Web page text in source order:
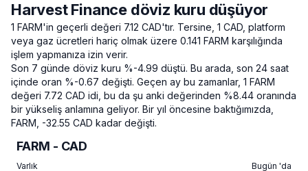
Harvest Finance döviz kuru düşüyor
1 FARM'in geçerli değeri 7.12 CAD'tır. Tersine, 1 CAD, platform
veya gaz ücretleri hariç olmak üzere 0.141 FARM karşılığında
işlem yapmanıza izin verir.
Son 7 günde döviz kuru %-4.99 düştü. Bu arada, son 24 saat
içinde oran %-0.67 değişti. Geçen ay bu zamanlar, 1 FARM
değeri 7.72 CAD idi, bu da şu anki değerinden %8.44 oranında
bir yükseliş anlamına geliyor. Bir yıl öncesine baktığımızda,
FARM, -32.55 CAD kadar değişti.
FARM - CAD
Varlık Bugün 'da